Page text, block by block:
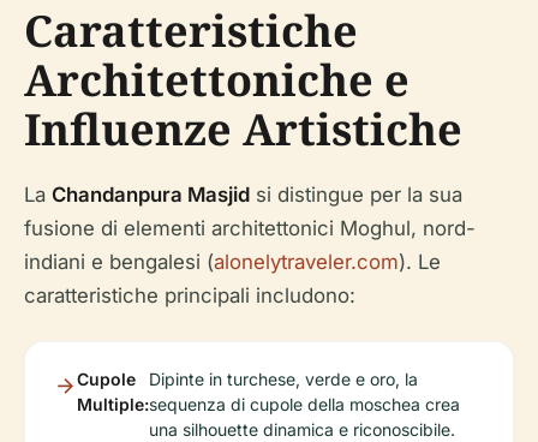
Caratteristiche
Architettoniche e
Influenze Artistiche
La Chandanpura Masjid si distingue per la sua
fusione di elementi architettonici Moghul, nord-
indiani e bengalesi (alonelytraveler.com). Le
caratteristiche principali includono:
Cupole
Multiple:
Dipinte in turchese, verde e oro, la
sequenza di cupole della moschea crea
una silhouette dinamica e riconoscibile.